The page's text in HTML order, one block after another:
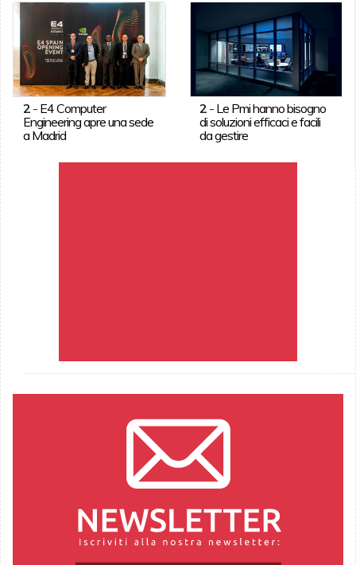
2- E4 Computer
Engineering apre una sede
a Madrid
2 - Le Pmi hanno bisogno
di soluzioni efficaci e facili
da gestire